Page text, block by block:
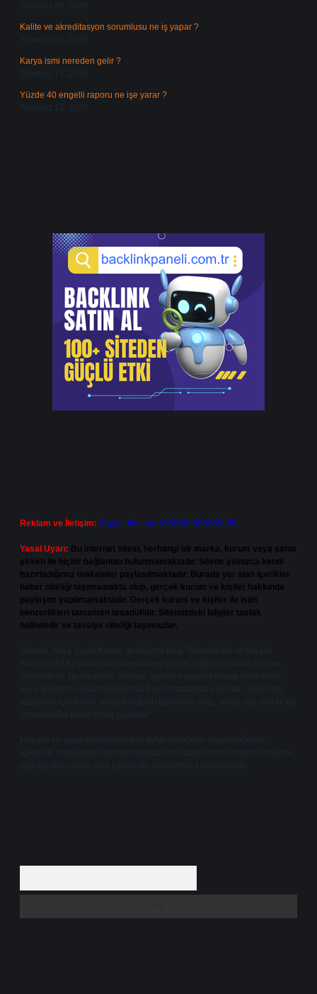
Temmuz 25, 2026
Kalite ve akreditasyon sorumlusu ne iş yapar ?
Temmuz 23, 2026
Karya ismi nereden gelir ?
Temmuz 17, 2026
Yüzde 40 engelli raporu ne işe yarar ?
Temmuz 15, 2026
Reklam ve İletişim: Skype: live:.cid.575569c608265c69
Yasal Uyarı: Bu internet sitesi, herhangi bir marka, kurum veya şahıs
şirketi ile hiçbir bağlantısı bulunmamaktadır. Sitede yalnızca kendi
hazırladığımız makaleler paylaşılmaktadır. Burada yer alan içerikler
haber niteliği taşımamakta olup, gerçek kurum ve kişiler hakkında
paylaşım yapılmamaktadır. Gerçek kurum ve kişiler ile isim
benzerlikleri tamamen tesadüfidir. Sitemizdeki bilgiler taslak
halindedir ve tavsiye niteliği taşımazlar.
Sitemiz, 5651 Sayılı Kanun gereğince Bilgi Teknolojileri ve İletişim
Kurumu (BTK) tarafından onaylanmış bir Yer Sağlayıcı olarak hizmet
vermektedir. Bu nedenle, sitedeki içerikleri proaktif olarak denetleme
veya araştırma yükümlülüğümüz bulunmamaktadır. Ancak, üyelerimiz
yazdıkları içeriklerin sorumluluğunu taşımakta olup, siteye üye olarak bu
sorumluluğu kabul etmiş sayılırlar.
Hukuka ve yasal düzenlemelere aykırı olduğunu düşündüğünüz
içerikleri,
backlinkpanelicomtr@gmail.com adresine bildirmeniz halinde,
ilgili içerikler yasal süre içerisinde sitemizden kaldırılacaktır.